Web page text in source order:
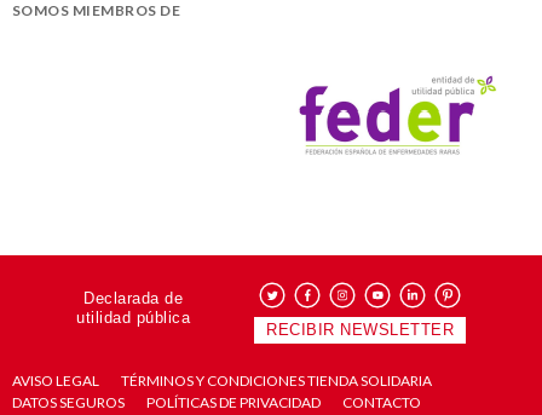
SOMOS MIEMBROS DE
Declarada de
utilidad pública
RECIBIR NEWSLETTER
AVISO LEGAL
TÉRMINOS Y CONDICIONES TIENDA SOLIDARIA
DATOS SEGUROS
POLÍTICAS DE PRIVACIDAD CONTACTO